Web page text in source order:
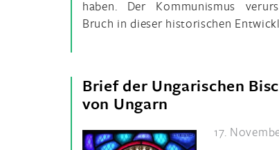
haben. Der Kommunismus
Bruch in dieser historischen
Brief der Ungarischen
von Ungarn
17.